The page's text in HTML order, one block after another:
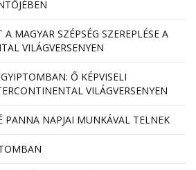
A MAGYAR SZÉPSÉG SZEREPLÉSE A
VILÁGVERSENYEN
Ő KÉPVISELI
VILÁGVERSENYEN
PANNA NAPJAI MUNKÁVAL TELNEK